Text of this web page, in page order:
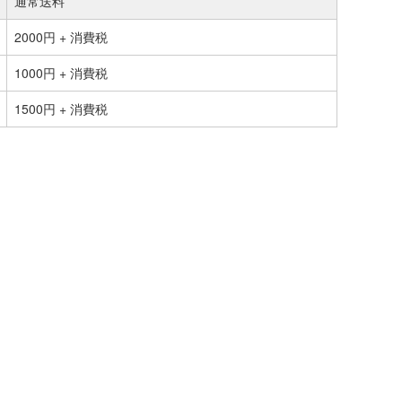
2000円 + 消費税
1000円 + 消費税
1500円 + 消費税